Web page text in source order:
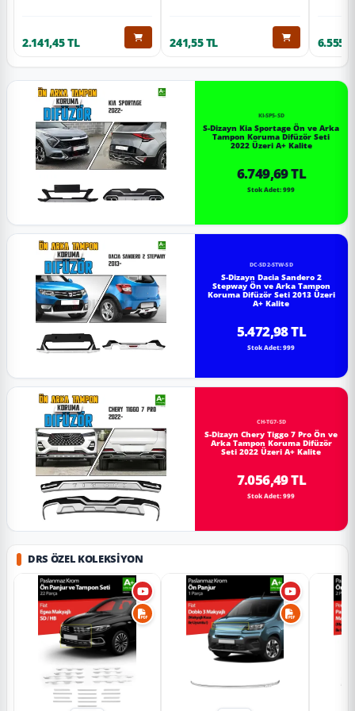
2.141,45 TL 241,55 TL
KI-SP5-SD
S-Dizayn Kia Sportage Ön ve Arka
Tampon Koruma Difüzör Seti
2022 Üzeri A+ Kalite
6.749,69 TL
Stok Adet: 999
DC-SD2-STW-SD
S-Dizayn Dacia Sandero 2
Stepway Ön ve Arka Tampon
Koruma Difüzör Seti 2013 Üzeri
A+ Kalite
5.472,98 TL
Stok Adet: 999
CH-TG7-SD
S-Dizayn Chery Tiggo 7 Pro Ön ve
Arka Tampon Koruma Difüzör
Seti 2022 Üzeri A+ Kalite
7.056,49 TL
Stok Adet: 999
DRS ÖZEL KOLEKSIYON